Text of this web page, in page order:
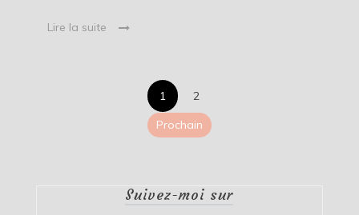
Lire la suite
Pagination
des
1
2
Prochain
Suivez-moi sur